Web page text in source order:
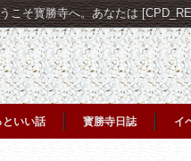
こそ寳勝寺へ。あなたは
といい話 寳勝寺日誌 イ